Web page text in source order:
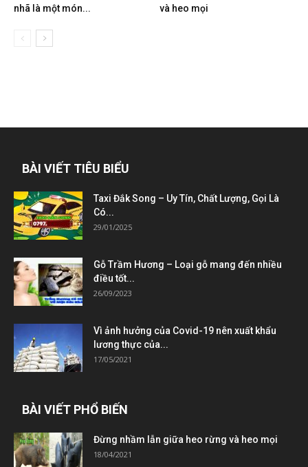
nhã là một món...
và heo mọi
BÀI VIẾT TIÊU BIỂU
Taxi Đắk Song – Uy Tín, Chất Lượng, Gọi Là
Có...
29/01/2025
Gỗ Trầm Hương – Loại gỗ mang đến nhiều
điều tốt...
26/09/2023
Vì ảnh hưởng của Covid-19 nên xuất khẩu
lương thực của...
17/05/2021
BÀI VIẾT PHỔ BIẾN
Đừng nhầm lẫn giữa heo rừng và heo mọi
18/04/2021